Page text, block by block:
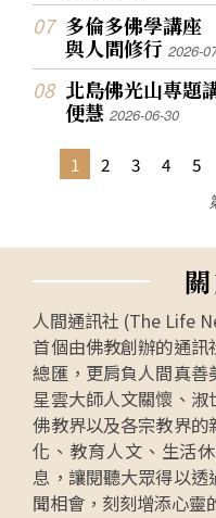
多倫多佛學講座
與人間修行2026-
北島佛光山專題
便慧2026-06-30
1 2 3 4 5
關
人間通訊社 (The Life
首個由佛教創辦的通
總匯，更肩負人間真
星雲大師人文關懷、
佛教界以及各宗教界
化、教育人文、生活
息，讓閱聽大眾得以
聞相會，刻刻增添心靈